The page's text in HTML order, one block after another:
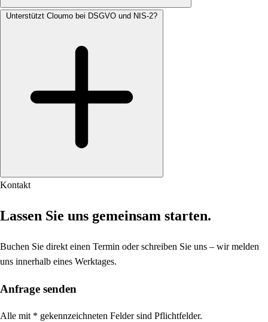
Unterstützt Cloumo bei DSGVO und NIS-2?
Kontakt
Lassen Sie uns gemeinsam starten.
Buchen Sie direkt einen Termin oder schreiben Sie uns – wir melden
uns innerhalb eines Werktages.
Anfrage senden
Alle mit * gekennzeichneten Felder sind Pflichtfelder.